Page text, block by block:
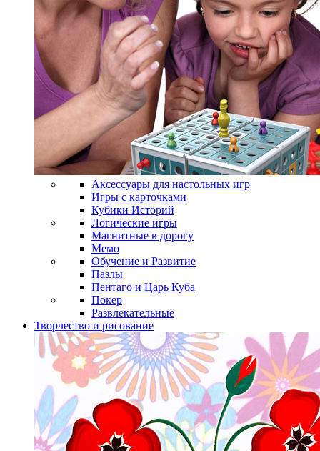
Аксессуары для настольных игр
Игры с карточками
Кубики Историй
Логические игры
Магнитные в дорогу
Мемо
Обучение и Развитие
Пазлы
Пентаго и Царь Куба
Покер
Развлекательные
Творчество и рисование